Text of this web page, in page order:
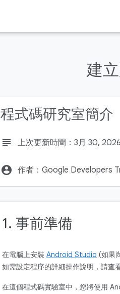
建
程式碼研究室簡介
subject 上次更新時間：3月 30, 2026
account_circle 作者：Google Developers
1. 事前準備
在電腦上安裝 Android Studio (如果
如需設定程序的詳細操作說明，請查
在這個程式碼實驗室中，您將使用